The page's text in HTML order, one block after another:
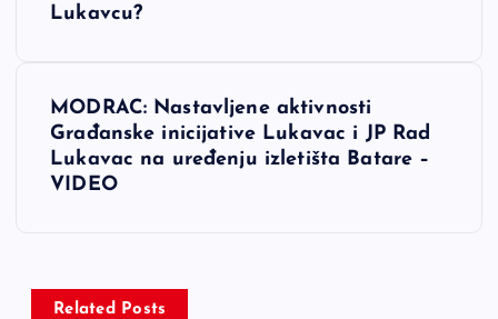
Lukavcu?
MODRAC: Nastavljene aktivnosti
Građanske inicijative Lukavac i JP Rad
Lukavac na uređenju izletišta Batare –
VIDEO
Related Posts